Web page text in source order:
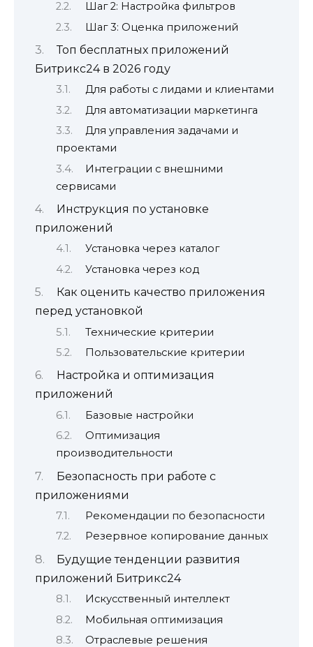
Шаг 2: Настройка фильтров
Шаг 3: Оценка приложений
Топ бесплатных приложений
Битрикс24 в 2026 году
Для работы с лидами и клиентами
Для автоматизации маркетинга
Для управления задачами и
проектами
Интеграции с внешними
сервисами
Инструкция по установке
приложений
Установка через каталог
Установка через код
Как оценить качество приложения
перед установкой
Технические критерии
Пользовательские критерии
Настройка и оптимизация
приложений
Базовые настройки
Оптимизация
производительности
Безопасность при работе с
приложениями
Рекомендации по безопасности
Резервное копирование данных
Будущие тенденции развития
приложений Битрикс24
Искусственный интеллект
Мобильная оптимизация
Отраслевые решения